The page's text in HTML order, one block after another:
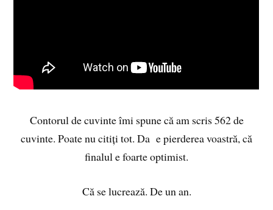
Contorul de cuvinte îmi spune că am scris 562 de
cuvinte. Poate nu citiți tot. Da e pierderea voastră, că
finalul e foarte optimist.
Că se lucrează. De un an.